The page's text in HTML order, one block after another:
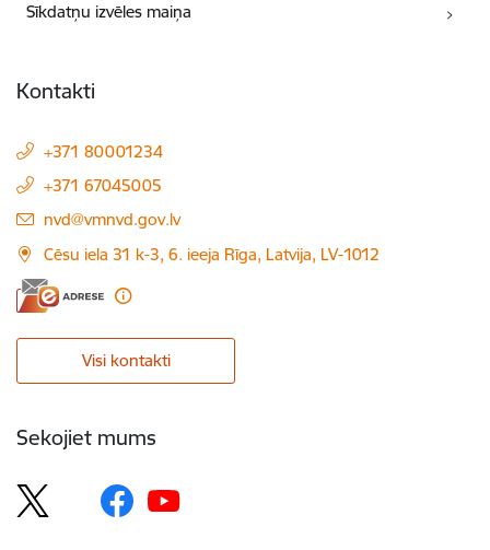
Sīkdatņu izvēles maiņa
Kontakti
+371 80001234
+371 67045005
E-pasts:
nvd@vmnvd.gov.lv
Cēsu iela 31 k-3, 6. ieeja Rīga, Latvija, LV-1012
Visi kontakti
Sekojiet mums